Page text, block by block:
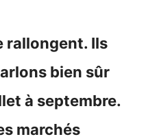
rallongent. Ils
bien sûr
à septembre.
marchés